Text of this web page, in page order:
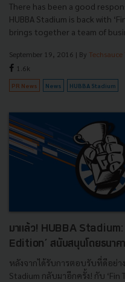
There has been a good
HUBBA Stadium is back with
brings together a team of
September 19, 2016 | By Techsauce
1.6k
PR News News HUBBA Stadium
มาแล้ว! HUBBA
Edition’ สนับสนุนโดยธนาค
หลังจากได้รับการตอบรับที่ดีอย่า
Stadium กลับมาอีกครั้ง! กับ ‘Fin